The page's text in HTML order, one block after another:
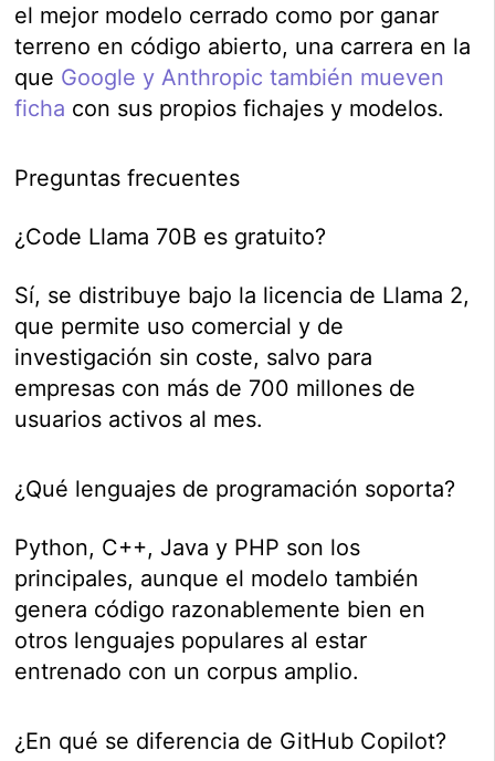
el mejor modelo cerrado como por ganar
terreno en código abierto, una carrera en la
que Google y Anthropic también mueven
ficha con sus propios fichajes y modelos.
Preguntas frecuentes
¿Code Llama 70B es gratuito?
Sí, se distribuye bajo la licencia de Llama 2,
que permite uso comercial y de
investigación sin coste, salvo para
empresas con más de 700 millones de
usuarios activos al mes.
¿Qué lenguajes de programación soporta?
Python, C++, Java y PHP son los
principales, aunque el modelo también
genera código razonablemente bien en
otros lenguajes populares al estar
entrenado con un corpus amplio.
¿En qué se diferencia de GitHub Copilot?